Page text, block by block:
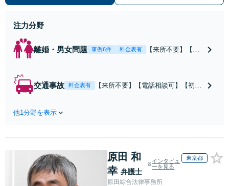
注力分野
離婚・男女問題 事例6件 料金表有
【来所不要】【電
争点を整理し、見
交通事故 料金表有
【来所不要】【電話相談可】【初回
他1分野を表示
原田 和
幸 弁護士
インタビュ
ーを見る
東京都
原田綜合法律事務所